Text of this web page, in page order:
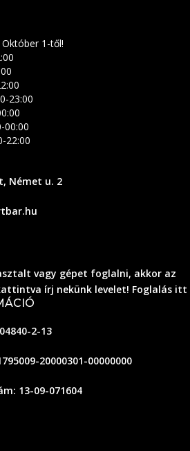
1-től!
23:00
00:00
22:00
Német u. 2
vagy gépet foglalni, akkor az
írj nekünk levelet! Foglalás itt
2-13
20000301-00000000
13-09-071604